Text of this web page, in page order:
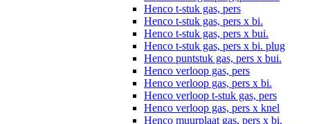
Henco t-stuk gas, pers
Henco t-stuk gas, pers x bi.
Henco t-stuk gas, pers x bui.
Henco t-stuk gas, pers x bi. plug
Henco puntstuk gas, pers x bui.
Henco verloop gas, pers
Henco verloop gas, pers x bi.
Henco verloop t-stuk gas, pers
Henco verloop gas, pers x knel
Henco muurplaat gas, pers x bi.